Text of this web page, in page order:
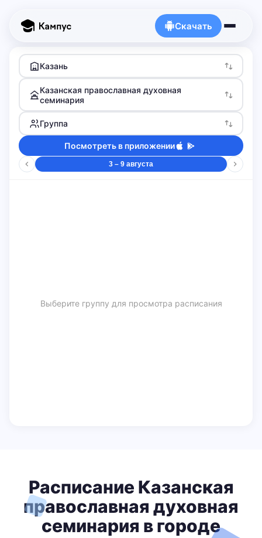
Скачать
Казань
Казанская православная духовная
семинария
Группа
Посмотреть в приложении
3 – 9 августа
Выберите группу для просмотра расписания
Расписание Казанская
православная духовная
семинария в городе